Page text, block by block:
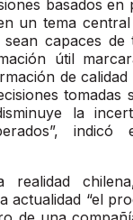
basados en
un tema
sean capaces de
útil
de
tomadas
la
realidad
actualidad “el